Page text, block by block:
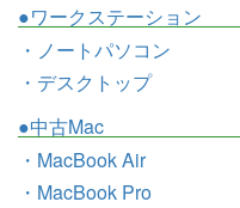
●ワークステーション
・ノートパソコン
・デスクトップ
●中古Mac
・MacBook Air
・MacBook Pro